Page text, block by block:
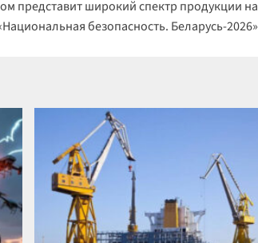
представит широкий спектр продукции на
безопасность. Беларусь-2026»